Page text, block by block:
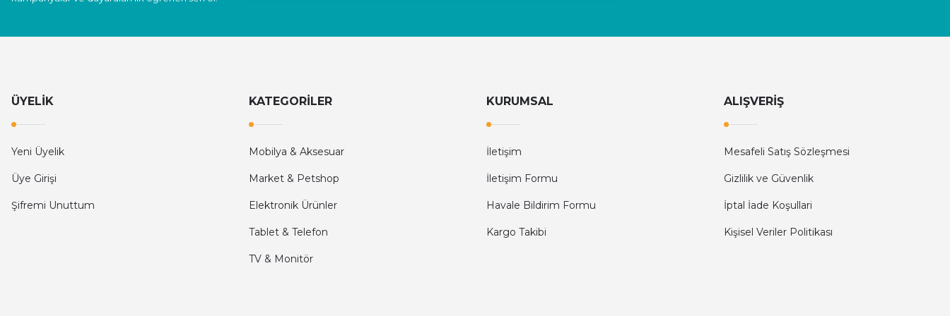
ÜYELİK
Yeni Üyelik
Üye Girişi
Şifremi Unuttum
KATEGORİLER
Mobilya & Aksesuar
Market & Petshop
Elektronik Ürünler
Tablet & Telefon
TV & Monitör
KURUMSAL
İletişim
İletişim Formu
Havale Bildirim Formu
Kargo Takibi
ALIŞVERİŞ
Mesafeli Satış Sözleşmesi
Gizlilik ve Güvenlik
İptal İade Koşullari
Kişisel Veriler Politikası